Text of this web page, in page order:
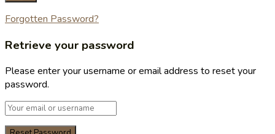
Forgotten Password?
Retrieve your password
Please enter your username or email address to reset your
password.